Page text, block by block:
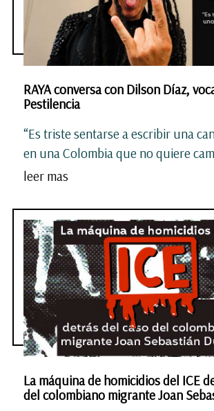
RAYA conversa con Dilson Díaz,
Pestilencia
“Es triste sentarse a escribir una
en una Colombia que no quiere
leer mas
La máquina de homicidios del ICE
del colombiano migrante Joan